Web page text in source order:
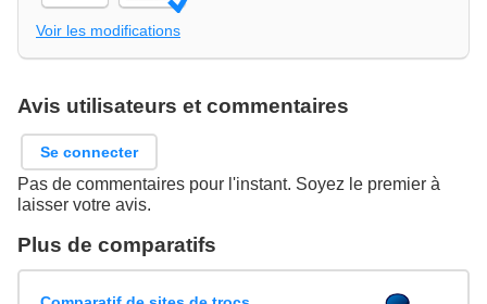
Voir les modifications
Avis utilisateurs et commentaires
Se connecter
Pas de commentaires pour l'instant. Soyez le premier à
laisser votre avis.
Plus de comparatifs